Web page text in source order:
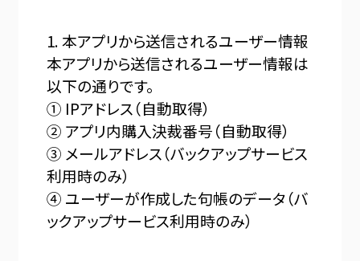
1. 本アプリから送信されるユーザー情報
本アプリから送信されるユーザー情報は
以下の通りです。
① IPアドレス（自動取得）
② アプリ内購入決裁番号（自動取得）
③ メールアドレス（バックアップサービス
利用時のみ）
④ ユーザーが作成した句帳のデータ（バ
ックアップサービス利用時のみ）